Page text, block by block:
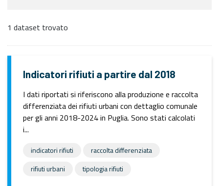
1 dataset trovato
Indicatori rifiuti a partire dal 2018
I dati riportati si riferiscono alla produzione e raccolta
differenziata dei rifiuti urbani con dettaglio comunale
per gli anni 2018-2024 in Puglia. Sono stati calcolati
i...
indicatori rifiuti
raccolta differenziata
rifiuti urbani
tipologia rifiuti